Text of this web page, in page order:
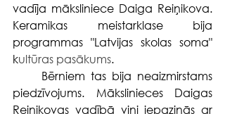
vadīja māksliniece Daiga Reiņikova.
Keramikas meistarklase bija
programmas "Latvijas skolas soma"
kultūras pasākums.
Bērniem tas bija neaizmirstams
piedzīvojums. Mākslinieces Daigas
Reiņikovas vadībā viņi iepazinās ar